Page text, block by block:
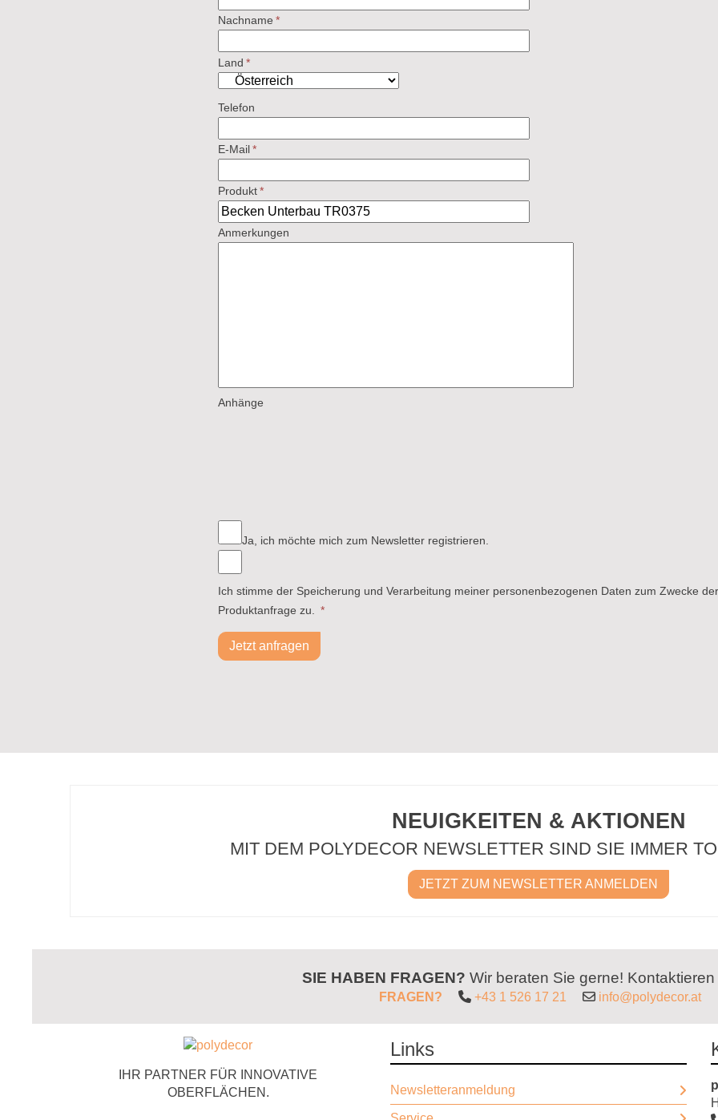
Nachname *
Land *
Telefon
E-Mail*
Produkt*
Anmerkungen
Anhänge
Ja, ich möchte mich zum Newsletter registrieren.
Ich stimme der Speicherung und Verarbeitung meiner personenbezogenen Daten zum Zwecke
Produktanfrage zu.
*
Jetzt anfragen
NEUIGKEITEN & AKTIONEN
MIT DEM POLYDECOR NEWSLETTER SIND SIE IMMER
JETZT ZUM NEWSLETTER ANMELDEN
SIE HABEN FRAGEN? Wir beraten Sie gerne!
FRAGEN? +43 1 526 17 21 info@polydecor.at
IHR PARTNER FÜR INNOVATIVE
OBERFLÄCHEN.
Links
Newsletteranmeldung